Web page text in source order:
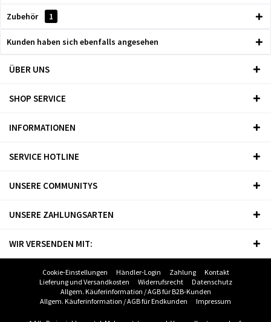
Zubehör 1
Kunden haben sich ebenfalls angesehen
ÜBER UNS
SHOP SERVICE
INFORMATIONEN
SERVICE HOTLINE
UNSERE COMMUNITYS
UNSERE ZAHLUNGSARTEN
WIR VERSENDEN MIT:
Cookie-Einstellungen Händler-Login Zahlung
Kontakt
Lieferung und Versandkosten
Widerrufsrecht
Datenschutz
Allgem. Käuferinformation / AGB für B2B-Kunden
Allgem. Käuferinformation / AGB für Endkunden
Impressum